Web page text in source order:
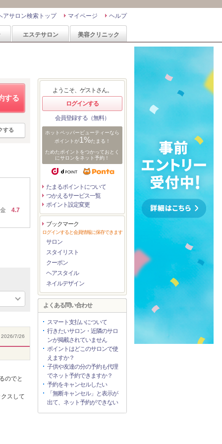
ヘルプ
マイページ
アサロン検索トップ
エステサロン 美容クリニック
する
する
4.7
2026/7/26
のでと
スして
ようこそ、ゲストさん。
ログインする
会員登録する（無料）
ホットペッパービューティーなら
ポイントが1%たまる！
ためたポイントをつかっておとく
にサロンをネット予約！
たまるポイントについて
つかえるサービス一覧
ポイント設定変更
ブックマーク
ログインすると会員情報に保存できます
サロン
スタイリスト
クーポン
ヘアスタイル
ネイルデザイン
よくある問い合わせ
スマート支払いについて
行きたいサロン・近隣のサロ
ンが掲載されていません
ポイントはどこのサロンで使
えますか？
子供や友達の分の予約も代理
でネット予約できますか？
予約をキャンセルしたい
「無断キャンセル」と表示が
出て、ネット予約ができない